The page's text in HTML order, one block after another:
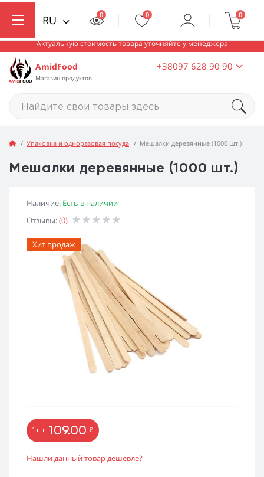
Актуальную стоимость товара уточняйте у менеджера
AmidFood
Магазин продуктов
+38097 628 90 90
RU 0 0 0
Упаковка и одноразовая посуда Мешалки деревянные (1000 шт.)
Мешалки деревянные (1000 шт.)
Наличие: Есть в наличии
Отзывы:(0)
Хит продаж
1 шт. 109.00 ₴
Нашли данный товар дешевле?